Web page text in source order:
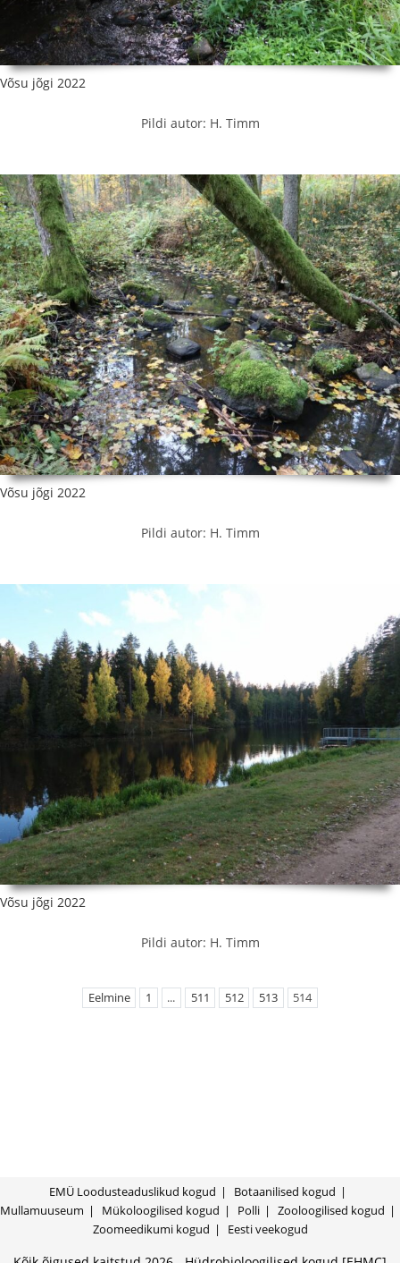
Võsu jõgi 2022
Pildi autor: H. Timm
Võsu jõgi 2022
Pildi autor: H. Timm
Võsu jõgi 2022
Pildi autor: H. Timm
Eelmine 1 ... 511 512 513 514
EMÜ Loodusteaduslikud kogud
Botaanilised kogud
Mullamuuseum
Mükoloogilised kogud Polli
Zooloogilised kogud
Zoomeedikumi kogud
Eesti veekogud